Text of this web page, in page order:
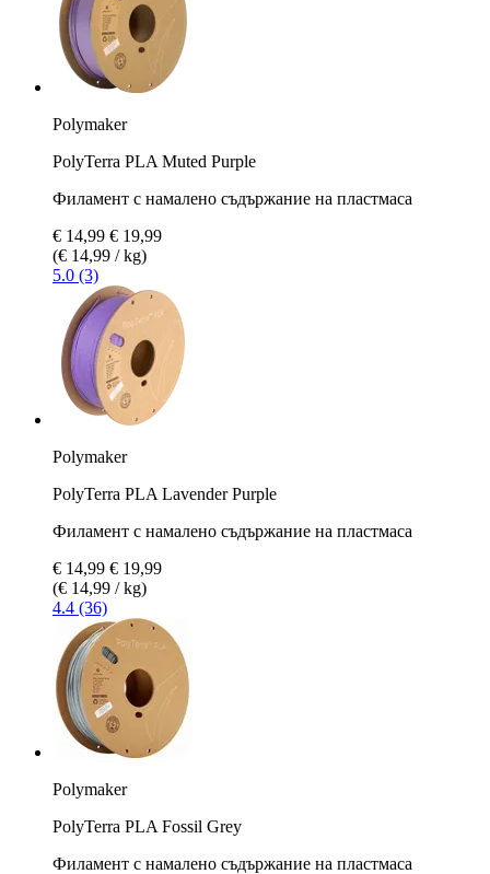
Polymaker
PolyTerra PLA Muted Purple
Филамент с намалено съдържание на пластмаса
€ 14,99 € 19,99
(€ 14,99 / kg)
5.0 (3)
Polymaker
PolyTerra PLA Lavender Purple
Филамент с намалено съдържание на пластмаса
€ 14,99 € 19,99
(€ 14,99 / kg)
4.4 (36)
Polymaker
PolyTerra PLA Fossil Grey
Филамент с намалено съдържание на пластмаса